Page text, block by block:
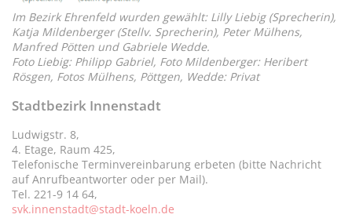
Im Bezirk Ehrenfeld wurden gewählt: Lilly Liebig (Sprecherin),
Katja Mildenberger (Stellv. Sprecherin), Peter Mülhens,
Manfred Pötten und Gabriele Wedde.
Foto Liebig: Philipp Gabriel, Foto Mildenberger: Heribert
Rösgen, Fotos Mülhens, Pöttgen, Wedde: Privat
Stadtbezirk Innenstadt
Ludwigstr. 8,
4. Etage, Raum 425,
Telefonische Terminvereinbarung erbeten (bitte Nachricht
auf Anrufbeantworter oder per Mail).
Tel. 221-9 14 64,
svk.innenstadt@stadt-koeln.de